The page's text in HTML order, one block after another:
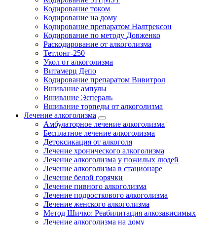
Кодирование током
Кодирование на дому
Кодирование препаратом Налтрексон
Кодирование по методу Довженко
Раскодирование от алкоголизма
Тетлонг-250
Укол от алкоголизма
Витамерц Депо
Кодирование препаратом Вивитрол
Вшивание ампулы
Вшивание Эспераль
Вшивание торпеды от алкоголизма
Лечение алкоголизма
Амбулаторное лечение алкоголизма
Бесплатное лечение алкоголизма
Детоксикация от алкоголя
Лечение хронического алкоголизма
Лечение алкоголизма у пожилых людей
Лечение алкоголизма в стационаре
Лечение белой горячки
Лечение пивного алкоголизма
Лечение подросткового алкоголизма
Лечение женского алкоголизма
Метод Шичко: Реабилитация алкозависимых
Лечение алкоголизма на дому